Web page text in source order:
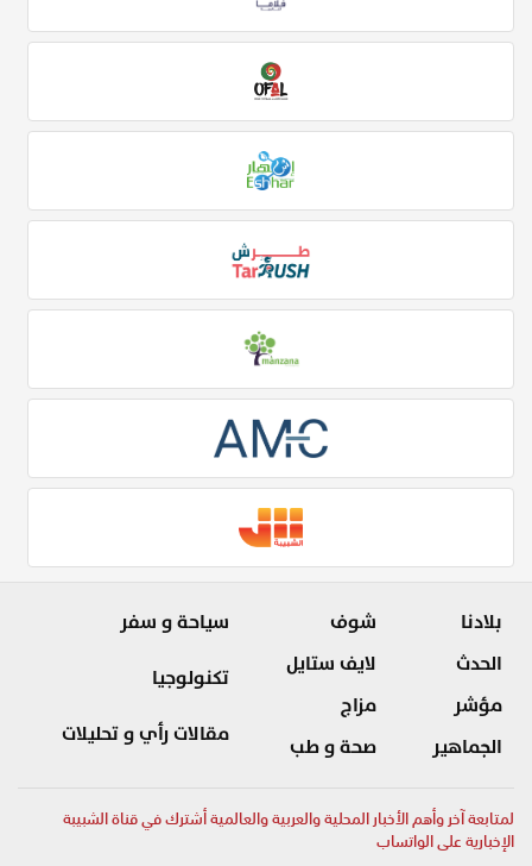
بلادنا
الحدث
مؤشر
الجماهير
شوف
لايف ستايل
مزاج
صحة و طب
سياحة و سفر
تكنولوجيا
مقالات رأي و تحليلات
لمتابعة آخر وأهم الأخبار المحلية والعربية والعالمية أشترك في قناة الشبيبة
الإخبارية على الواتساب